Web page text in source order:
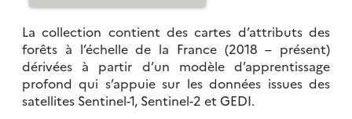
La collection contient des cartes d’attributs des
forêts à l’échelle de la France (2018 – présent)
dérivées à partir d’un modèle d’apprentissage
profond qui s’appuie sur les données issues des
satellites Sentinel-1, Sentinel-2 et GEDI.